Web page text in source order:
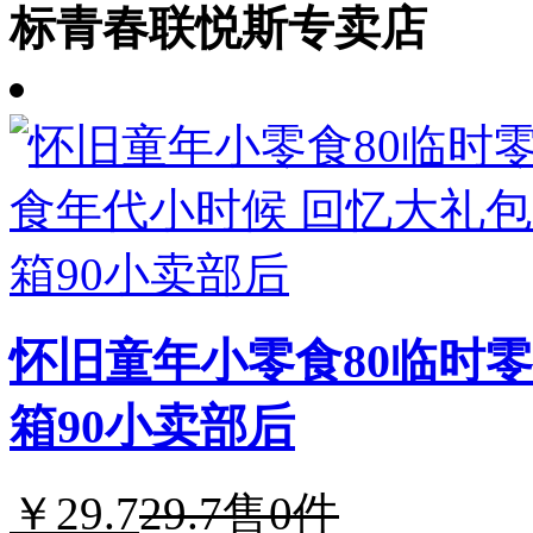
标青春联悦斯专卖店
怀旧童年小零食80临时
箱90小卖部后
￥29.729.7售0件